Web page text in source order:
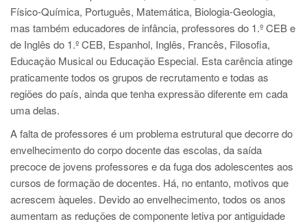
Físico-Química, Português, Matemática, Biologia-Geologia,
mas também educadores de infância, professores do 1.º CEB e
de Inglês do 1.º CEB, Espanhol, Inglês, Francês, Filosofia,
Educação Musical ou Educação Especial. Esta carência atinge
praticamente todos os grupos de recrutamento e todas as
regiões do país, ainda que tenha expressão diferente em cada
uma delas.
A falta de professores é um problema estrutural que decorre do
envelhecimento do corpo docente das escolas, da saída
precoce de jovens professores e da fuga dos adolescentes aos
cursos de formação de docentes. Há, no entanto, motivos que
acrescem àqueles. Devido ao envelhecimento, todos os anos
aumentam as reduções de componente letiva por antiguidade